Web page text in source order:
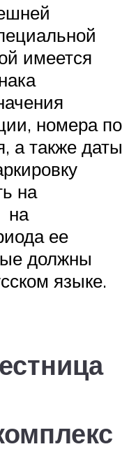
имеется
номера по
а также даты
на
на
ее
должны
языке.